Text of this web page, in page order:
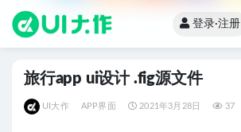
登录·注册
旅行app ui设计 .fig源文件
UI大作 APP界面 2021年3月28日 37